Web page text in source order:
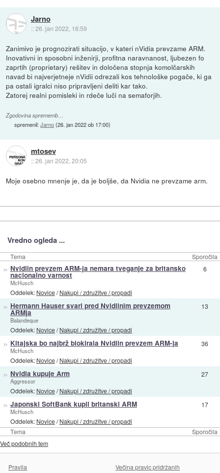
Jarno
::26. jan 2022, 16:59
Zanimivo je prognozirati situacijo, v kateri nVidia prevzame ARM.
Inovativni in sposobni inženirji, profitna naravnanost, ljubezen fo
zaprtih (proprietary) rešitev in določena stopnja komolčarskih
navad bi najverjetneje nVidii odrezali kos tehnološke pogače, ki ga
pa ostali igralci niso pripravljeni deliti kar tako.
Zatorej realni pomisleki in rdeče luči na semaforjih.
Zgodovina sprememb…
spremenil:Jarno(26. jan 2022 ob 17:00)
mtosev
::26. jan 2022, 20:05
Moje osebno mnenje je, da je boljše, da Nvidia ne prevzame arm.
Vredno ogleda ...
Tema Sporočila
Tema Sporočila
» Nvidiin prevzem ARM-ja nemara tveganje za britansko
nacionalno varnost
McHusch
Oddelek: Novice/Nakupi / združitve / propadi
6
» Hermann Hauser svari pred Nvidiinim prevzemom
ARMja
Balandeque
Oddelek: Novice/Nakupi / združitve / propadi
13
» Kitajska bo najbrž blokirala Nvidiin prevzem ARM-ja
McHusch
Oddelek: Novice/Nakupi / združitve / propadi
36
» Nvidia kupuje Arm
Aggressor
Oddelek: Novice/Nakupi / združitve / propadi
27
» Japonski SoftBank kupil britanski ARM
McHusch
Oddelek: Novice/Nakupi / združitve / propadi
17
Več podobnih tem
Pravila Večina pravic pridržanih